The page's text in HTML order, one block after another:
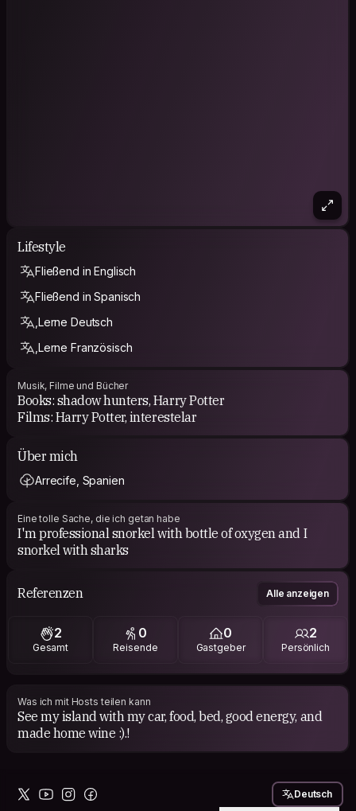
Lifestyle
Fließend in Englisch
Fließend in Spanisch
,Lerne Deutsch
,Lerne Französisch
Musik, Filme und Bücher
Books: shadow hunters, Harry Potter
Films: Harry Potter, interestelar
Über mich
Arrecife, Spanien
Eine tolle Sache, die ich getan habe
I'm professional snorkel with bottle of oxygen and I
snorkel with sharks
Referenzen Alle anzeigen
2
Gesamt
0
Reisende
0
Gastgeber
2
Persönlich
Was ich mit Hosts teilen kann
See my island with my car, food, bed, good energy, and
made home wine :).!
Deutsch